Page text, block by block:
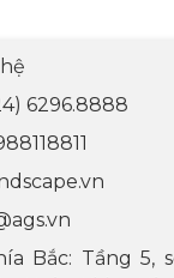
6296.8888
Bắc: Tầng 5,